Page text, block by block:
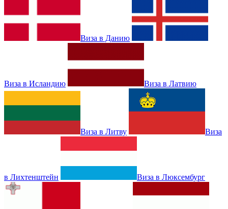
Виза в Данию
Виза в Исландию Виза в Латвию
Виза в Литву Виза
в Лихтенштейн Виза в Люксембург